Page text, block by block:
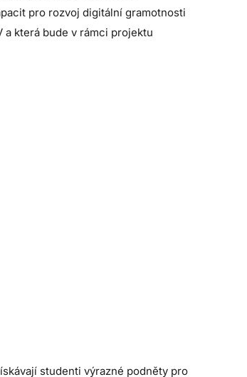
pro rozvoj digitální gramotnosti
a která bude v rámci projektu
studenti výrazné podněty pro